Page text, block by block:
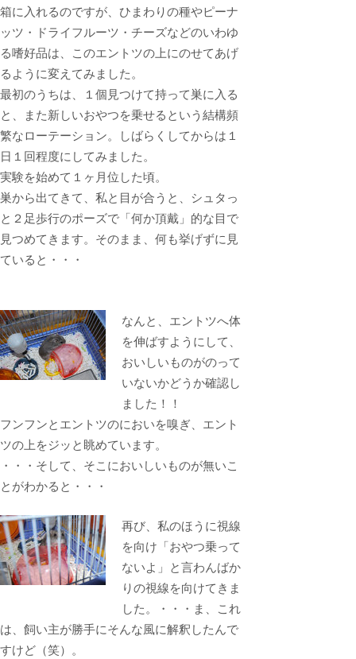
箱に入れるのですが、ひまわりの種やピーナ
ッツ・ドライフルーツ・チーズなどのいわゆ
る嗜好品は、このエントツの上にのせてあげ
るように変えてみました。
最初のうちは、１個見つけて持って巣に入る
と、また新しいおやつを乗せるという結構頻
繁なローテーション。しばらくしてからは１
日１回程度にしてみました。
実験を始めて１ヶ月位した頃。
巣から出てきて、私と目が合うと、シュタっ
と２足歩行のポーズで「何か頂戴」的な目で
見つめてきます。そのまま、何も挙げずに見
ていると・・・
なんと、エントツへ体
を伸ばすようにして、
おいしいものがのって
いないかどうか確認し
ました！！
フンフンとエントツのにおいを嗅ぎ、エント
ツの上をジッと眺めています。
・・・そして、そこにおいしいものが無いこ
とがわかると・・・
再び、私のほうに視線
を向け「おやつ乗って
ないよ」と言わんばか
りの視線を向けてきま
した。・・・ま、これ
は、飼い主が勝手にそんな風に解釈したんで
すけど（笑）。